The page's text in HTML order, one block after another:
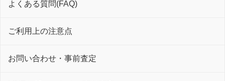
よくある質問(FAQ)
ご利用上の注意点
お問い合わせ・事前査定